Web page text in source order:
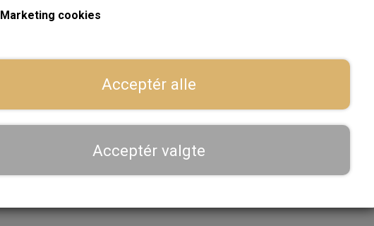
LÆG I KURV
Marketing cookies
Acceptér alle
Acceptér valgte